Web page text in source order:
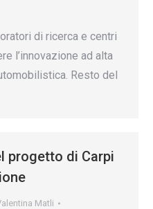
di ricerca e centri
l’innovazione ad alta
Resto del
progetto di Carpi
Matli